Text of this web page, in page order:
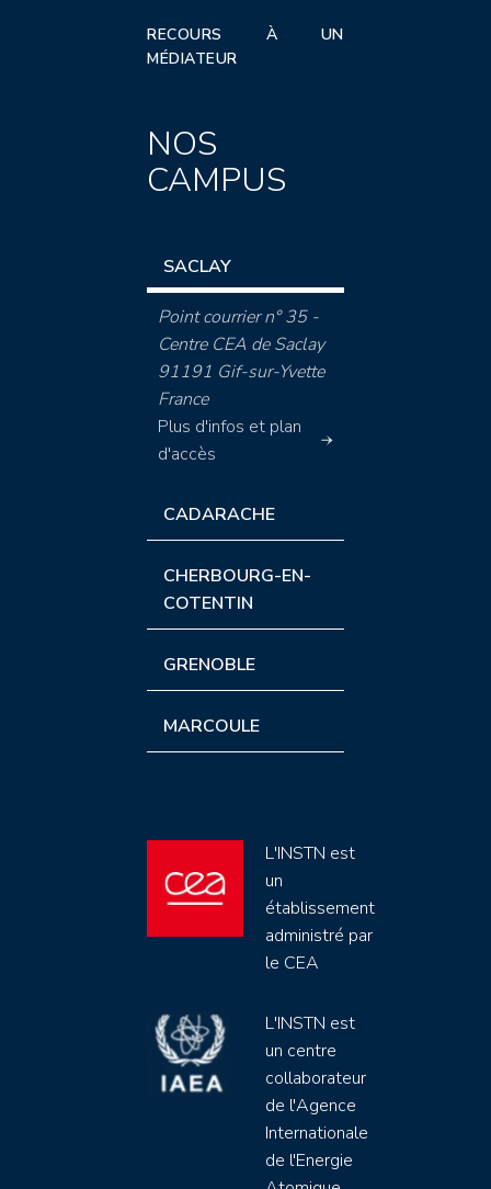
RECOURS À UN
MÉDIATEUR
NOS
CAMPUS
SACLAY
Point courrier n° 35 -
Centre CEA de Saclay
91191 Gif-sur-Yvette
France
Plus d'infos et plan
d'accès
CADARACHE
CHERBOURG-EN-
COTENTIN
GRENOBLE
MARCOULE
L'INSTN est
un
établissement
administré par
le CEA
L'INSTN est
un centre
collaborateur
de l'Agence
Internationale
de l'Energie